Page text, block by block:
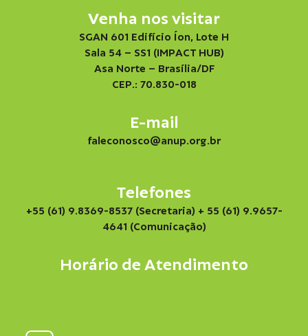
Venha nos visitar
SGAN 601 Edifício Íon, Lote H
Sala 54 – SS1 (IMPACT HUB)
Asa Norte – Brasília/DF
CEP.: 70.830-018
E-mail
faleconosco@anup.org.br
Telefones
+55 (61) 9.8369-8537 (Secretaria) + 55 (61) 9.9657-
4641 (Comunicação)
Horário de Atendimento